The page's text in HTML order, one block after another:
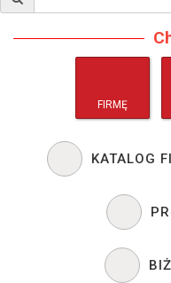
FIRMĘ
KATALOG